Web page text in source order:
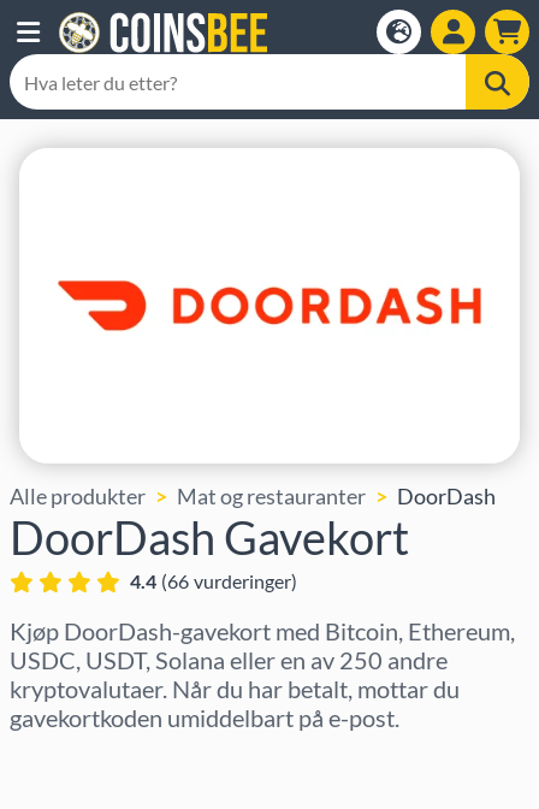
Alle produkter Mat og restauranter DoorDash
DoorDash Gavekort
4.4 (66 vurderinger)
Kjøp DoorDash-gavekort med Bitcoin, Ethereum,
USDC, USDT, Solana eller en av 250 andre
kryptovalutaer. Når du har betalt, mottar du
gavekortkoden umiddelbart på e-post.